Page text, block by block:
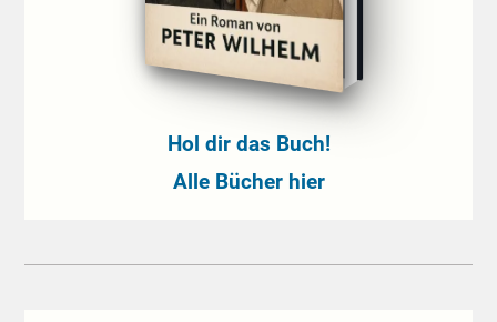
Hol dir das Buch!
Alle Bücher hier